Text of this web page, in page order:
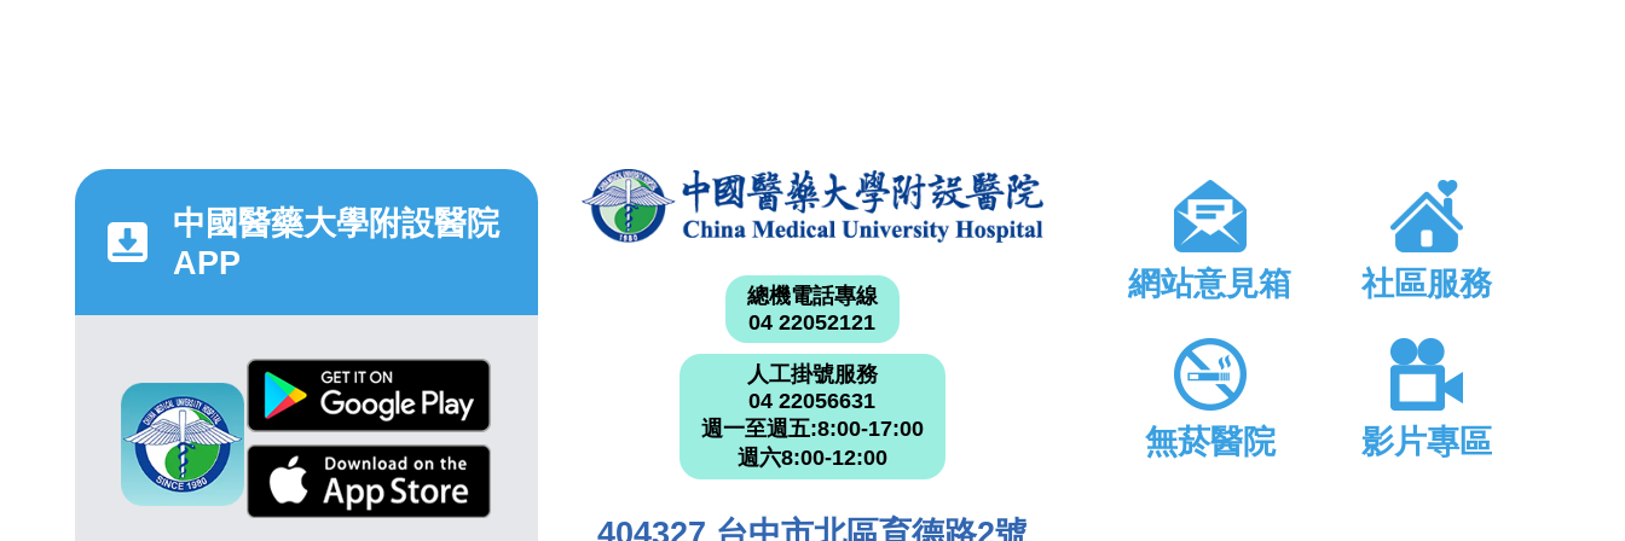
中國醫藥大學附設醫院
APP
總機電話專線
04 22052121
人工掛號服務
04 22056631
週一至週五:8:00-17:00
週六8:00-12:00
404327 台中市北區育德路2號
網站意見箱 社區服務
無菸醫院 影片專區